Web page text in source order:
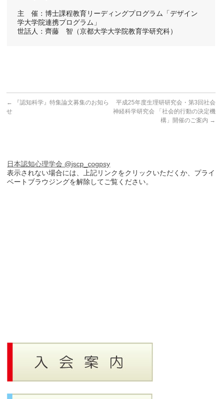
主　催：博士課程教育リーディングプログラム「デザイン
学大学院連携プログラム」
世話人：齊藤　智（京都大学大学院教育学研究科）
←
『認知科学』特集論文募集のお知ら
せ
平成25年度生理研研究会・第3回社会
神経科学研究会 「社会的行動の決定機
構」開催のご案内 →
日本認知心理学会 @jscp_cogpsy
表示されない場合には、上記リンクをクリックいただくか、プライ
ベートブラウジングを解除してご覧ください。